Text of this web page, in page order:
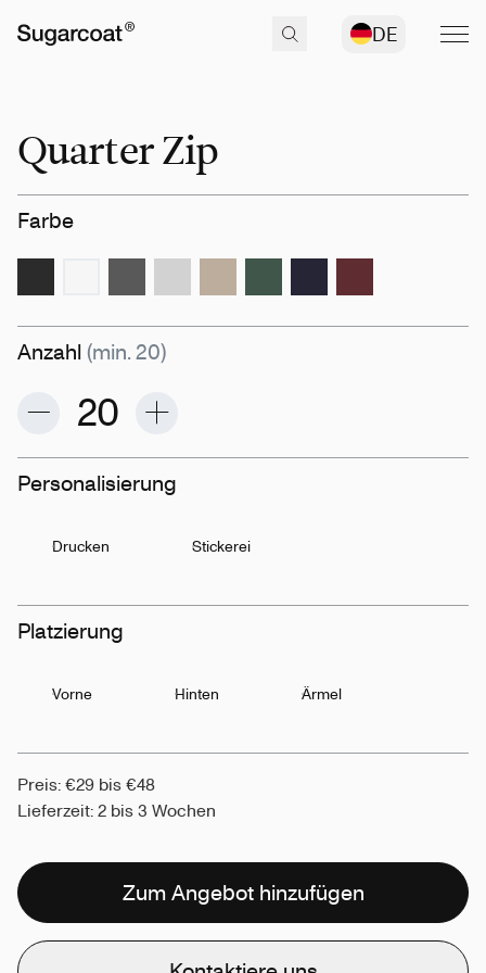
DE
Quarter Zip
Farbe
Anzahl (min. 20)
Personalisierung
Drucken Stickerei
Platzierung
Vorne Hinten Ärmel
Preis: €29 bis €48
Lieferzeit: 2 bis 3 Wochen
Zum Angebot hinzufügen